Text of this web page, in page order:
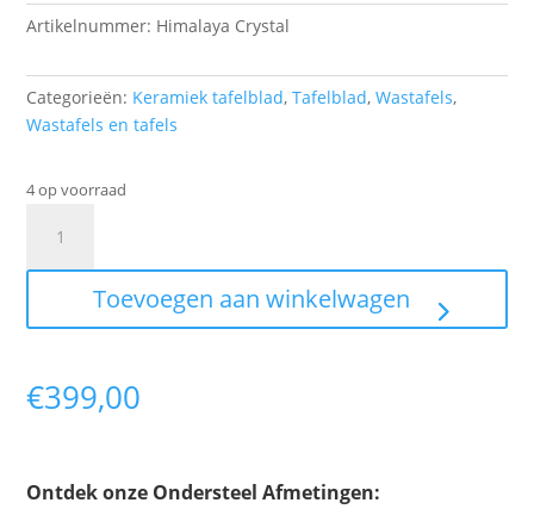
Artikelnummer: Himalaya Crystal
Categorieën: Keramiek tafelblad,Tafelblad,Wastafels,
Wastafels en tafels
4 op voorraad
Himalaya
Crystal
Tafelbladen
aantal
Toevoegen aan winkelwagen
€399,00
Ontdek onze Ondersteel Afmetingen: